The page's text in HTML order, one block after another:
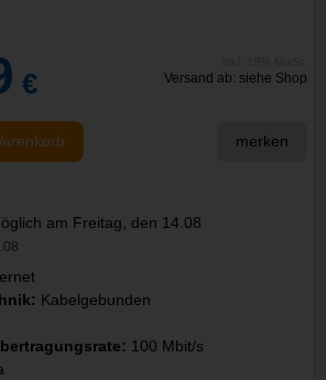
€ Versand ab: siehe Shop
merken
am Freitag, den 14.08
Kabelgebunden
100 Mbit/s